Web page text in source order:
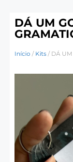
DÁ UM
Início / Kits / DÁ UM